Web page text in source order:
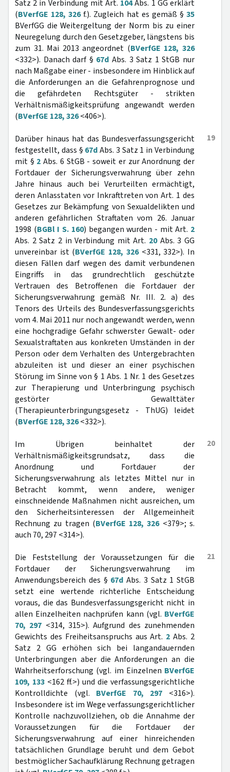
Satz 2 in Verbindung mit Art. 104Abs. 1 GG erklärt
(BVerfGE 128, 326f.). Zugleich hat es gemäß §35
BVerfGG die Weitergeltung der Norm bis zu einer
Neuregelung durch den Gesetzgeber, längstens bis
zum 31. Mai 2013 angeordnet (BVerfGE 128, 326
<332>). Danach darf § 67d Abs. 3 Satz 1 StGB nur
nach Maßgabe einer - insbesondere im Hinblick auf
die Anforderungen an die Gefahrenprognose und
die gefährdeten Rechtsgüter - strikten
Verhältnismäßigkeitsprüfung angewandt werden
(BVerfGE 128, 326<406>).
19
Darüber hinaus hat das Bundesverfassungsgericht
festgestellt, dass § 67dAbs. 3 Satz 1 in Verbindung
mit § 2 Abs. 6 StGB - soweit er zur Anordnung der
Fortdauer der Sicherungsverwahrung über zehn
Jahre hinaus auch bei Verurteilten ermächtigt,
deren Anlasstaten vor Inkrafttreten von Art. 1 des
Gesetzes zur Bekämpfung von Sexualdelikten und
anderen gefährlichen Straftaten vom 26. Januar
1998 (BGBl I S. 160) begangen wurden - mit Art. 2
Abs. 2 Satz 2 in Verbindung mit Art. 20Abs. 3 GG
unvereinbar ist (BVerfGE 128, 326<331, 332>). In
diesen Fällen darf wegen des damit verbundenen
Eingriffs in das grundrechtlich geschützte
Vertrauen des Betroffenen die Fortdauer der
Sicherungsverwahrung gemäß Nr. III. 2. a) des
Tenors des Urteils des Bundesverfassungsgerichts
vom 4. Mai 2011 nur noch angewandt werden, wenn
eine hochgradige Gefahr schwerster Gewalt- oder
Sexualstraftaten aus konkreten Umständen in der
Person oder dem Verhalten des Untergebrachten
abzuleiten ist und dieser an einer psychischen
Störung im Sinne von § 1 Abs. 1 Nr. 1 des Gesetzes
zur Therapierung und Unterbringung psychisch
gestörter Gewalttäter
(Therapieunterbringungsgesetz - ThUG) leidet
(BVerfGE 128, 326<332>).
20
Im Übrigen beinhaltet der
Verhältnismäßigkeitsgrundsatz, dass die
Anordnung und Fortdauer der
Sicherungsverwahrung als letztes Mittel nur in
Betracht kommt, wenn andere, weniger
einschneidende Maßnahmen nicht ausreichen, um
den Sicherheitsinteressen der Allgemeinheit
Rechnung zu tragen (BVerfGE 128, 326<379>; s.
auch 70, 297 <314>).
21
Die Feststellung der Voraussetzungen für die
Fortdauer der Sicherungsverwahrung im
Anwendungsbereich des § 67d Abs. 3 Satz 1 StGB
setzt eine wertende richterliche Entscheidung
voraus, die das Bundesverfassungsgericht nicht in
allen Einzelheiten nachprüfen kann (vgl. BVerfGE
70, 297 <314, 315>). Aufgrund des zunehmenden
Gewichts des Freiheitsanspruchs aus Art. 2 Abs. 2
Satz 2 GG erhöhen sich bei langandauernden
Unterbringungen aber die Anforderungen an die
Wahrheitserforschung (vgl. im Einzelnen BVerfGE
109, 133 <162 ff.>) und die verfassungsgerichtliche
Kontrolldichte (vgl. BVerfGE 70, 297 <316>).
Insbesondere ist im Wege verfassungsgerichtlicher
Kontrolle nachzuvollziehen, ob die Annahme der
Voraussetzungen für die Fortdauer der
Sicherungsverwahrung auf einer hinreichenden
tatsächlichen Grundlage beruht und dem Gebot
bestmöglicher Sachaufklärung Rechnung getragen